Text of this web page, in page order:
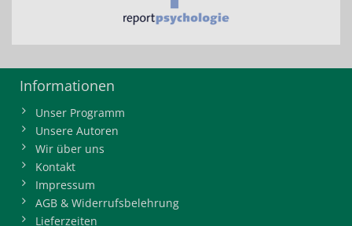
Informationen
Unser Programm
Unsere Autoren
Wir über uns
Kontakt
Impressum
AGB & Widerrufsbelehrung
Lieferzeiten